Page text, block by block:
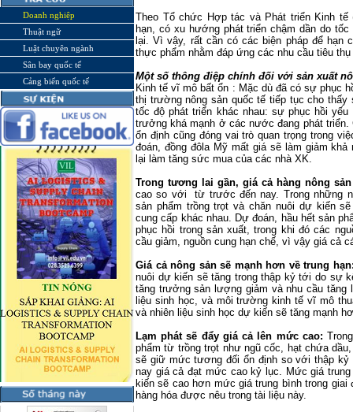
Doanh nghiệp
Thuật ngữ
Luật chuyên ngành
Sân bay quốc tế
Cảng biển quốc tế
Theo Tổ chức Hợp tác và Phát triển Kinh tế
hạn, có xu hướng phát triển chậm dần do
lại. Vì vậy, rất cần có các biện pháp để
thực phẩm nhằm đáp ứng các nhu cầu tiêu thụ
Một số thông điệp chính đối với sản xuất
Kinh tế vĩ mô bất ổn : Mặc dù đã có sự phục
thị trường nông sản quốc tế tiếp tục cho
tốc độ phát triển khác nhau: sự phục hồi
trưởng khá mạnh ở các nước đang phát
ổn định cũng đóng vai trò quan trọng trong
đoán, đồng đôla Mỹ mất giá sẽ làm giảm
lại làm tăng sức mua của các nhà XK.
Trong tương lai gần, giá cả hàng nông
cao so với từ trước đến nay. Trong những
sản phẩm trồng trọt và chăn nuôi dự kiến
cung cấp khác nhau. Dự đoán, hầu hết sản
phục hồi trong sản xuất, trong khi đó các
cầu giảm, nguồn cung hạn chế, vì vậy giá cả
Giá cả nông sản sẽ mạnh hơn về trung
nuôi dự kiến sẽ tăng trong thập kỷ tới do sự
tăng trưởng sản lượng giảm và nhu cầu tăng
liệu sinh học, và môi trường kinh tế vĩ mô
và nhiên liệu sinh học dự kiến sẽ tăng mạnh
Lạm phát sẽ đẩy giá cả lên mức cao:
phẩm từ trồng trọt như ngũ cốc, hạt chứa
sẽ giữ mức tương đối ổn định so với thập
nay giá cả đạt mức cao kỷ lục. Mức giá
kiến sẽ cao hơn mức giá trung bình trong
hàng hóa được nêu trong tài liệu này.